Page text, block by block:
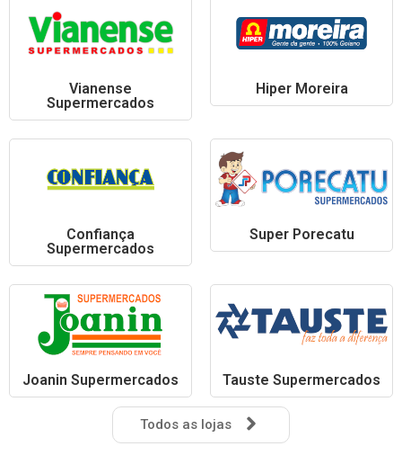
Vianense
Supermercados
Hiper Moreira
Confiança
Supermercados
Super Porecatu
Joanin Supermercados Tauste Supermercados
Todos as lojas